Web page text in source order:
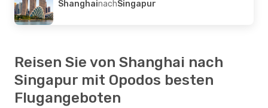
ShanghainachSingapur
Reisen Sie von Shanghai nach
Singapur mit Opodos besten
Flugangeboten